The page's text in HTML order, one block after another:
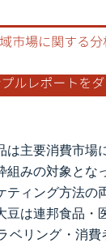
。再利用にはCC
は主要消費市場
組みの対象とな
ティング方法の
豆は連邦食品・
ベリング・消費